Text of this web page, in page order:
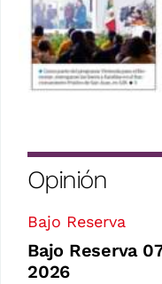
Opinión
Bajo Reserva
Bajo Reserva
2026